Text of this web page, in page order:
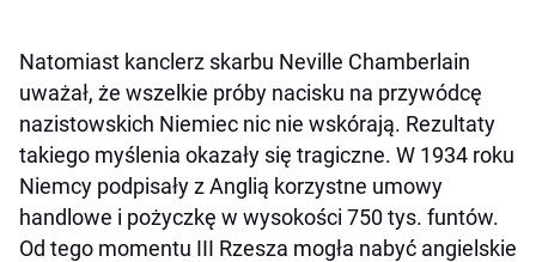
Natomiast kanclerz skarbu Neville Chamberlain
uważał, że wszelkie próby nacisku na przywódcę
nazistowskich Niemiec nic nie wskórają. Rezultaty
takiego myślenia okazały się tragiczne. W 1934 roku
Niemcy podpisały z Anglią korzystne umowy
handlowe i pożyczkę w wysokości 750 tys. funtów.
Od tego momentu III Rzesza mogła nabyć angielskie